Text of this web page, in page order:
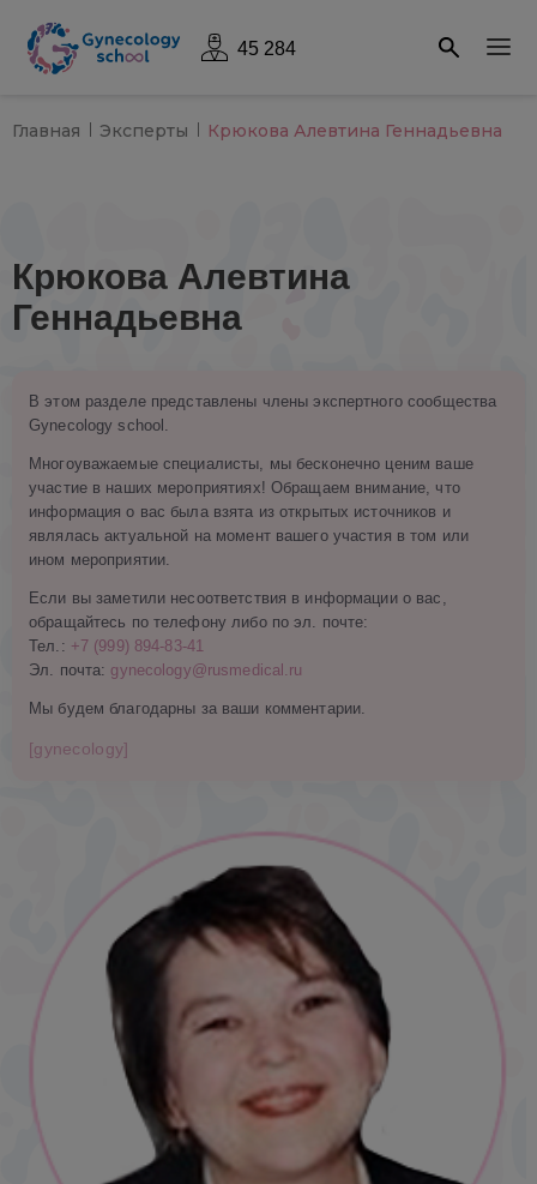
45 284
Главная Эксперты Крюкова Алевтина Геннадьевна
Крюкова Алевтина
Геннадьевна
В этом разделе представлены члены экспертного сообщества
Gynecology school.
Многоуважаемые специалисты, мы бесконечно ценим ваше
участие в наших мероприятиях! Обращаем внимание, что
информация о вас была взята из открытых источников и
являлась актуальной на момент вашего участия в том или
ином мероприятии.
Если вы заметили несоответствия в информации о вас,
обращайтесь по телефону либо по эл. почте:
Тел.: +7 (999) 894-83-41
Эл. почта: gynecology@rusmedical.ru
Мы будем благодарны за ваши комментарии.
[gynecology]